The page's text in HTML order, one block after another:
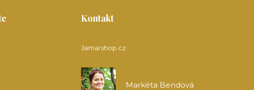
Kontakt
Jamarshop.cz
Markéta Bendová